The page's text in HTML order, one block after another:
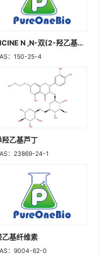
BICINE N ,N-双(2-羟乙基)甘氨酸
：150-25-4
羟乙基芦丁
：23869-24-1
乙基纤维素
：9004-62-0